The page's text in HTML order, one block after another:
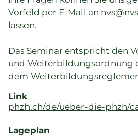
Vorfeld per E-Mail an
lassen.
Das Seminar entspricht den
und Weiterbildungsordnung
dem
Link
phzh.ch/de/ueber-die-phzh/
Lageplan